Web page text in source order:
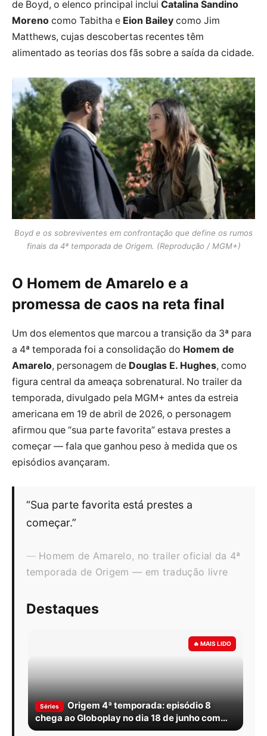
de Boyd, o elenco principal inclui Catalina Sandino
Moreno como Tabitha e Eion Bailey como Jim
Matthews, cujas descobertas recentes têm
alimentado as teorias dos fãs sobre a saída da cidade.
Boyd e os sobreviventes em confrontação que define os rumos
finais da 4ª temporada de Origem. (Reprodução / MGM+)
O Homem de Amarelo e a
promessa de caos na reta final
Um dos elementos que marcou a transição da 3ª para
a 4ª temporada foi a consolidação do Homem de
Amarelo, personagem de Douglas E. Hughes, como
figura central da ameaça sobrenatural. No trailer da
temporada, divulgado pela MGM+ antes da estreia
americana em 19 de abril de 2026, o personagem
afirmou que “sua parte favorita” estava prestes a
começar — fala que ganhou peso à medida que os
episódios avançaram.
“Sua parte favorita está prestes a
começar.”
Homem de Amarelo, no trailer oficial da 4ª
temporada de Origem — em tradução livre
Destaques
Séries
Origem 4ª temporada: episódio 8
chega ao Globoplay no dia 18 de junho com
Boyd diante de uma escolha sem volta